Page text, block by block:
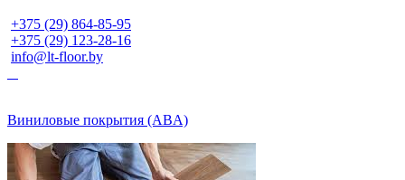
+375 (29) 864-85-95
+375 (29) 123-28-16
info@lt-floor.by
Виниловые покрытия (ABA)